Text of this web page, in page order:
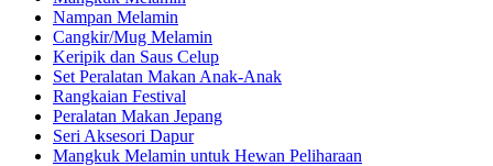
Nampan Melamin
Cangkir/Mug Melamin
Keripik dan Saus Celup
Set Peralatan Makan Anak-Anak
Rangkaian Festival
Peralatan Makan Jepang
Seri Aksesori Dapur
Mangkuk Melamin untuk Hewan Peliharaan